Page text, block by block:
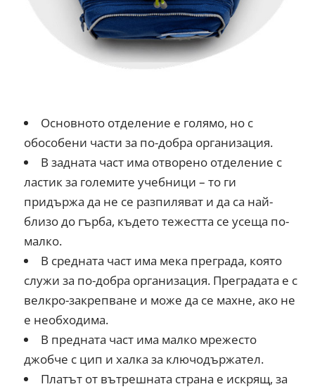
Основното отделение е голямо, но с
обособени части за по-добра организация.
В задната част има отворено отделение с
ластик за големите учебници – то ги
придържа да не се разпиляват и да са най-
близо до гърба, където тежестта се усеща по-
малко.
В средната част има мека преграда, която
служи за по-добра организация. Преградата е с
велкро-закрепване и може да се махне, ако не
е необходима.
В предната част има малко мрежесто
джобче с цип и халка за ключодържател.
Платът от вътрешната страна е искрящ, за